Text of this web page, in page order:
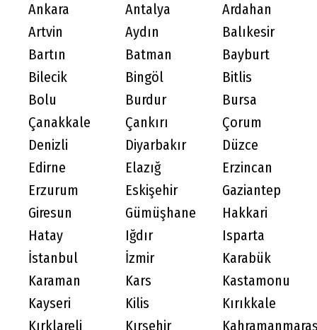
Ankara
Antalya
Ardahan
Artvin
Aydın
Balıkesir
Bartın
Batman
Bayburt
Bilecik
Bingöl
Bitlis
Bolu
Burdur
Bursa
Çanakkale
Çankırı
Çorum
Denizli
Diyarbakır
Düzce
Edirne
Elazığ
Erzincan
Erzurum
Eskişehir
Gaziantep
Giresun
Gümüşhane
Hakkari
Hatay
Iğdır
Isparta
İstanbul
İzmir
Karabük
Karaman
Kars
Kastamonu
Kayseri
Kilis
Kırıkkale
Kırklareli
Kırşehir